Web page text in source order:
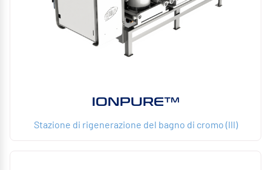
IONPURE™
Stazione di rigenerazione del bagno di cromo (III)